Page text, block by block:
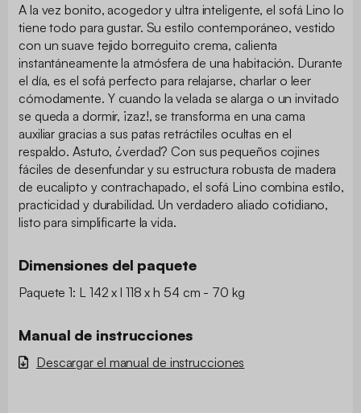
A la vez bonito, acogedor y ultra inteligente, el sofá Lino lo
tiene todo para gustar. Su estilo contemporáneo, vestido
con un suave tejido borreguito crema, calienta
instantáneamente la atmósfera de una habitación. Durante
el día, es el sofá perfecto para relajarse, charlar o leer
cómodamente. Y cuando la velada se alarga o un invitado
se queda a dormir, ¡zaz!, se transforma en una cama
auxiliar gracias a sus patas retráctiles ocultas en el
respaldo. Astuto, ¿verdad? Con sus pequeños cojines
fáciles de desenfundar y su estructura robusta de madera
de eucalipto y contrachapado, el sofá Lino combina estilo,
practicidad y durabilidad. Un verdadero aliado cotidiano,
listo para simplificarte la vida.
Dimensiones del paquete
Paquete 1: L 142 x l 118 x h 54 cm - 70 kg
Manual de instrucciones
Descargar el manual de instrucciones